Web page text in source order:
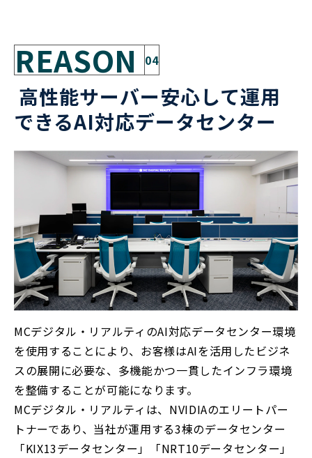
REASON 04
高性能サーバー安心して運用
できるAI対応データセンター
MCデジタル・リアルティのAI対応データセンター環境
を使用することにより、お客様はAIを活用したビジネ
スの展開に必要な、多機能かつ一貫したインフラ環境
を整備することが可能になります。
MCデジタル・リアルティは、NVIDIAのエリートパー
トナーであり、当社が運用する3棟のデータセンター
「KIX13データセンター」「NRT10データセンター」